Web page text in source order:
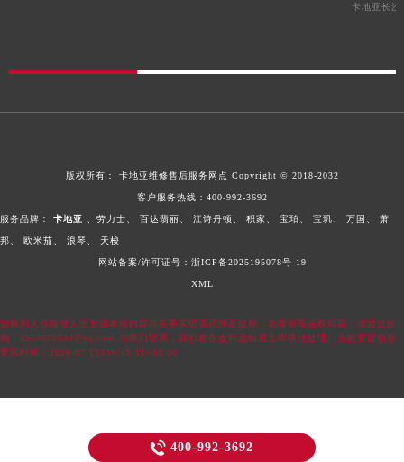
卡地亚长沙
版权所有： 卡地亚维修售后服务网点 Copyright © 2018-2032
客户服务热线： 400-992-3692
服务品牌： 卡地亚 、劳力士、 百达翡丽、 江诗丹顿、 积家、 宝珀、 宝玑、 万国、 萧
邦、 欧米茄、 浪琴、 天梭
网站备案/许可证号：浙ICP备2025195078号-19
XML
如权利人或知情人士发现本站内容存在事实错误或涉及版权、名誉权等侵权问题，请通过邮
箱：2557628530@qq.com 与我们联系，我们将在收到通知后立即依法处理。当前页面信息
更新时间：2026-07-12T16:48:11+08:00
 400-992-3692